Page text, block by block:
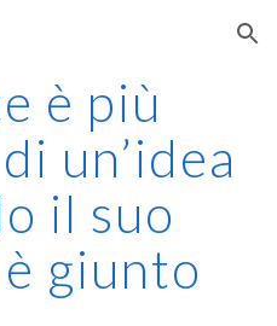
Skip to navigation
è più
un’idea
il suo
giunto